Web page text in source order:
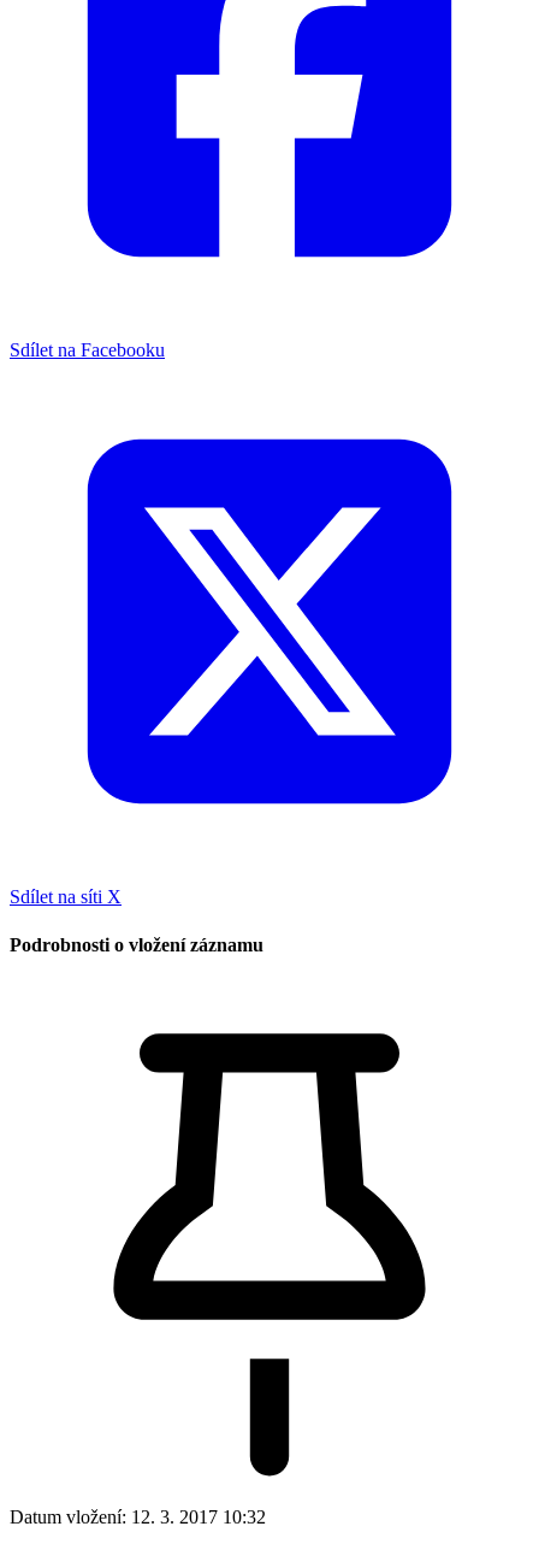
Sdílet na Facebooku
Sdílet na síti X
Podrobnosti o vložení záznamu
Datum vložení: 12. 3. 2017 10:32